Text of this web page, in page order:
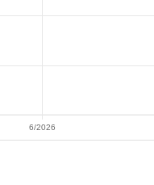
6/2026